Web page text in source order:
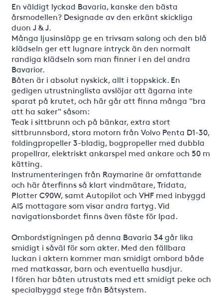
En väldigt lyckad Bavaria, kanske den bästa
årsmodellen? Designade av den erkänt skickliga
duon J & J.
Många ljusinsläpp ge en trivsam salong och den blå
klädseln ger ett lugnare intryck än den normalt
randiga klädseln som man finner i en del andra
Bavarior.
Båten är i absolut nyskick, allt i toppskick. En
gedigen utrustninglista avslöjar att ägarna inte
sparat på krutet, och här går att finna många "bra
att ha saker" såsom:
Teak i sittbrunn och på bänkar, extra stort
sittbrunnsbord, stora motorn från Volvo Penta D1-30,
foldingpropeller 3-bladig, bogpropeller med dubbla
propellrar, elektriskt ankarspel med ankare och 50 m
kätting.
Instrumenteringen från Raymarine är omfattande
och här återfinns så klart vindmätare, Tridata,
Plotter C90W, samt Autopilot och VHF med inbyggd
AIS mottagare som visar andra fartyg. Vid
navigationsbordet finns även fäste för Ipad.
Ombordstigningen på denna Bavaria 34 går lika
smidigt i såväl för som akter. Med den fällbara
luckan i aktern kommer man smidigt ombord både
med matkassar, barn och eventuella husdjur.
I fören har båten utrustats med ett smidigt peke och
specialbyggd stege från Båtsystem.